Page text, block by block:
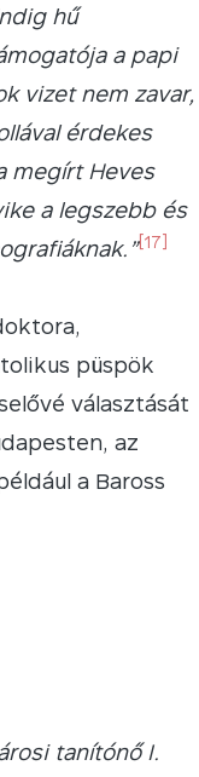
hű
a papi
vizet nem zavar,
érdekes
megírt Heves
a legszebb és
[17]
püspök
választását
az
a Baross
tanítónő I.